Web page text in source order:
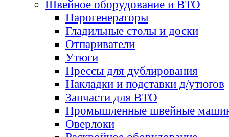
Швейное оборудование и ВТО
Парогенераторы
Гладильные столы и доски
Отпариватели
Утюги
Прессы для дублирования
Накладки и подставки д/утюгов
Запчасти для ВТО
Промышленные швейные
Оверлоки